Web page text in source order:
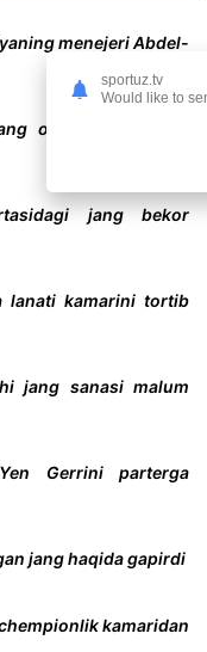
menejeri Abdel-
o'tkazish istagida
jang bekor
lanati kamarini tortib
jang sanasi malum
Gerrini parterga
jang haqida gapirdi
kamaridan
sportuz.tv
Would like to